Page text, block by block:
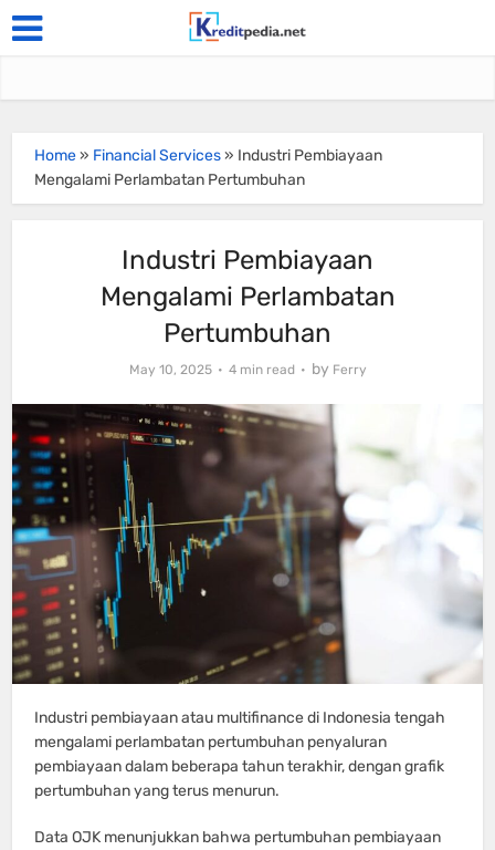
Home» Financial Services» Industri Pembiayaan
Mengalami Perlambatan Pertumbuhan
Industri Pembiayaan
Mengalami Perlambatan
Pertumbuhan
May 10, 2025 4 min read by Ferry
Industri pembiayaan atau multifinance di Indonesia tengah
mengalami perlambatan pertumbuhan penyaluran
pembiayaan dalam beberapa tahun terakhir, dengan grafik
pertumbuhan yang terus menurun.
Data OJK menunjukkan bahwa pertumbuhan pembiayaan